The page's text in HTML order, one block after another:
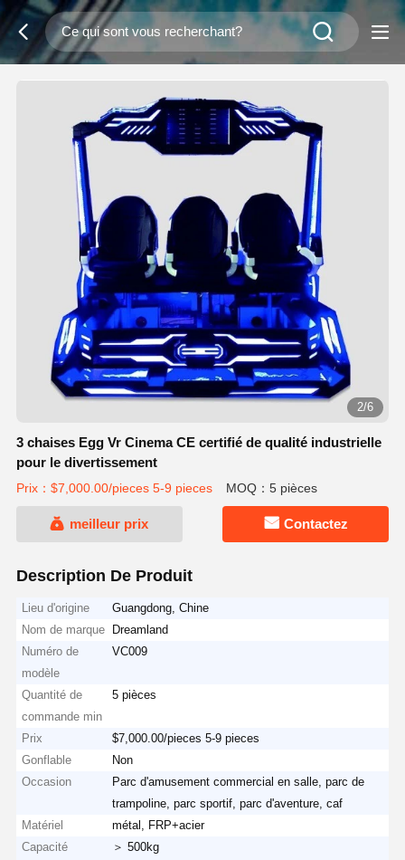
2/6
3 chaises Egg Vr Cinema CE certifié de qualité industrielle
pour le divertissement
Prix：$7,000.00/pieces 5-9 pieces MOQ：5 pièces
meilleur prix Contactez
Description De Produit
Lieu d'origine
Guangdong, Chine
Nom de marque
Dreamland
Numéro de
modèle
VC009
Quantité de
commande min
5 pièces
Prix
$7,000.00/pieces 5-9 pieces
Gonflable
Non
Occasion
Parc d'amusement commercial en salle, parc de
trampoline, parc sportif, parc d'aventure, caf
Matériel
métal, FRP+acier
Capacité
＞ 500kg